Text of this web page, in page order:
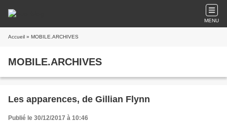
MENU
Accueil » MOBILE.ARCHIVES
MOBILE.ARCHIVES
Les apparences, de Gillian Flynn
Publié le 30/12/2017 à 10:46